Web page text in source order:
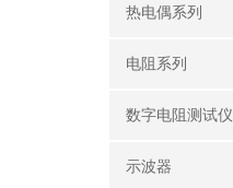
热电偶系列
电阻系列
数字电阻测试仪
示波器